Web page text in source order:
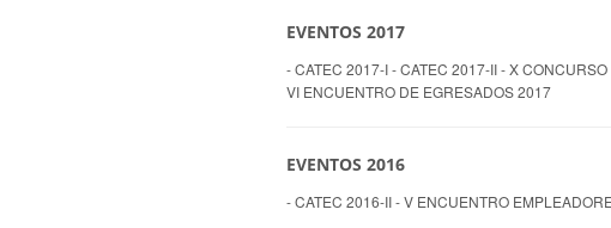
EVENTOS 2017
- CATEC 2017-I - CATEC 2017-II - X
VI ENCUENTRO DE EGRESADOS 2017
EVENTOS 2016
- CATEC 2016-II - V ENCUENTRO